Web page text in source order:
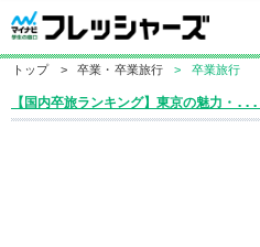
トップ > 卒業・卒業旅行 > 卒業旅行
【国内卒旅ランキング】東京の魅力・...